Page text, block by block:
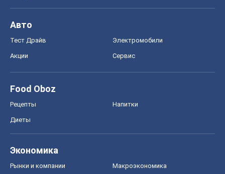
Авто
Тест Драйв Электромобили
Акции Сервис
Food Oboz
Рецепты Напитки
Диеты
Экономика
Рынки и компании Mакроэкономика